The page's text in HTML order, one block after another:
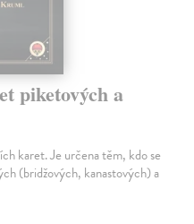
piketových a
karet. Je určena těm, kdo se
(bridžových, kanastových) a